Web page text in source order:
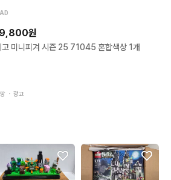
AD
원
레고 미니피겨 시즌 25 71045 혼합색상 1개
・ 광고